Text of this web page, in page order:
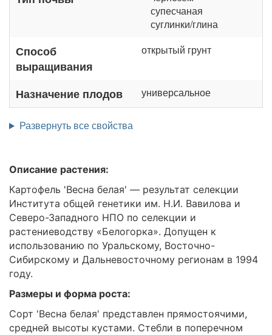
супесчаная
суглинки/глина
Способ
выращивания
открытый грунт
Назначение плодов универсальное
Развернуть все свойства
Описание растения:
Картофель 'Весна белая' — результат селекции
Института общей генетики им. Н.И. Вавилова и
Северо-Западного НПО по селекции и
растениеводству «Белогорка». Допущен к
использованию по Уральскому, Восточно-
Сибирскому и Дальневосточному регионам в 1994
году.
Размеры и форма роста:
Сорт 'Весна белая' представлен прямостоячими,
средней высоты кустами. Стебли в поперечном